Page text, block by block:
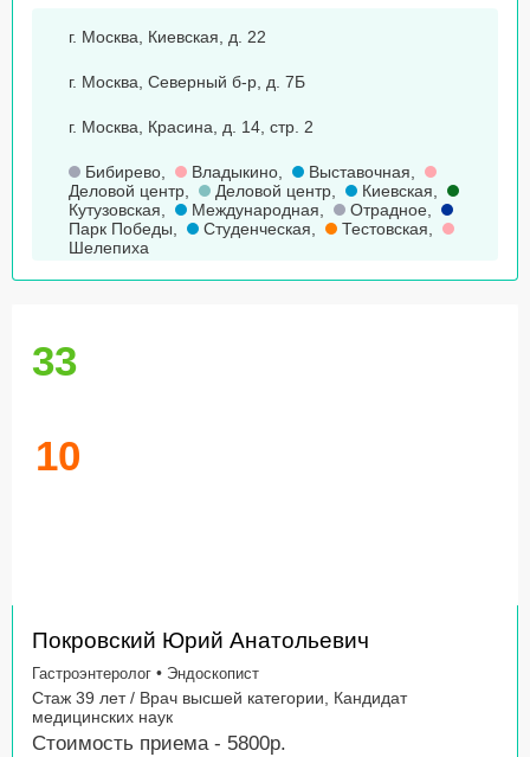
г. Москва, Киевская, д. 22
г. Москва, Северный б-р, д. 7Б
г. Москва, Красина, д. 14, стр. 2
Бибирево, Владыкино, Выставочная,
Деловой центр, Деловой центр, Киевская,
Кутузовская, Международная, Отрадное,
Парк Победы, Студенческая, Тестовская,
Шелепиха
33
10
Покровский Юрий Анатольевич
Гастроэнтеролог • Эндоскопист
Стаж 39 лет / Врач высшей категории, Кандидат
медицинских наук
Стоимость приема - 5800р.